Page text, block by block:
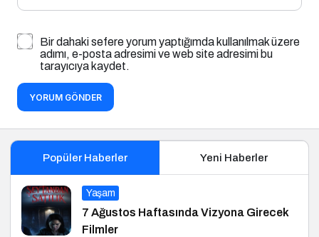
Bir dahaki sefere yorum yaptığımda kullanılmak üzere
adımı, e-posta adresimi ve web site adresimi bu
tarayıcıya kaydet.
YORUM GÖNDER
Popüler Haberler Yeni Haberler
Yaşam
7 Ağustos Haftasında Vizyona Girecek
Filmler